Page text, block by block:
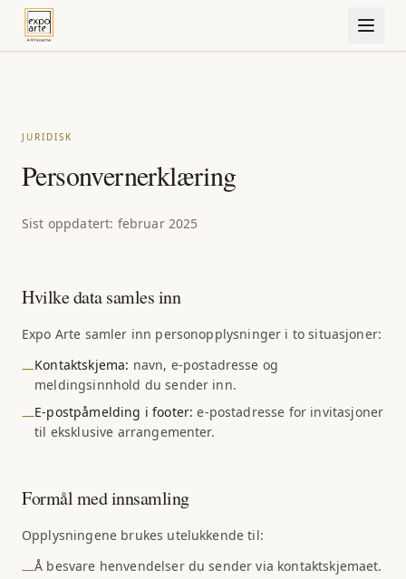
JURIDISK
Personvernerklæring
Sist oppdatert: februar 2025
Hvilke data samles inn
Expo Arte samler inn personopplysninger i to situasjoner:
—Kontaktskjema: navn, e-postadresse og
meldingsinnhold du sender inn.
—E-postpåmelding i footer: e-postadresse for invitasjoner
til eksklusive arrangementer.
Formål med innsamling
Opplysningene brukes utelukkende til:
—Å besvare henvendelser du sender via kontaktskjemaet.